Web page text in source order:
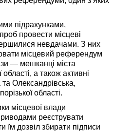
підрахунками,
провести місцеві
невдачами. З них
місцевий референдум
— мешканці міста
а також активні
Олександрівська,
області.
місцевої влади
реєструвати
їм дозвіл збирати підписи